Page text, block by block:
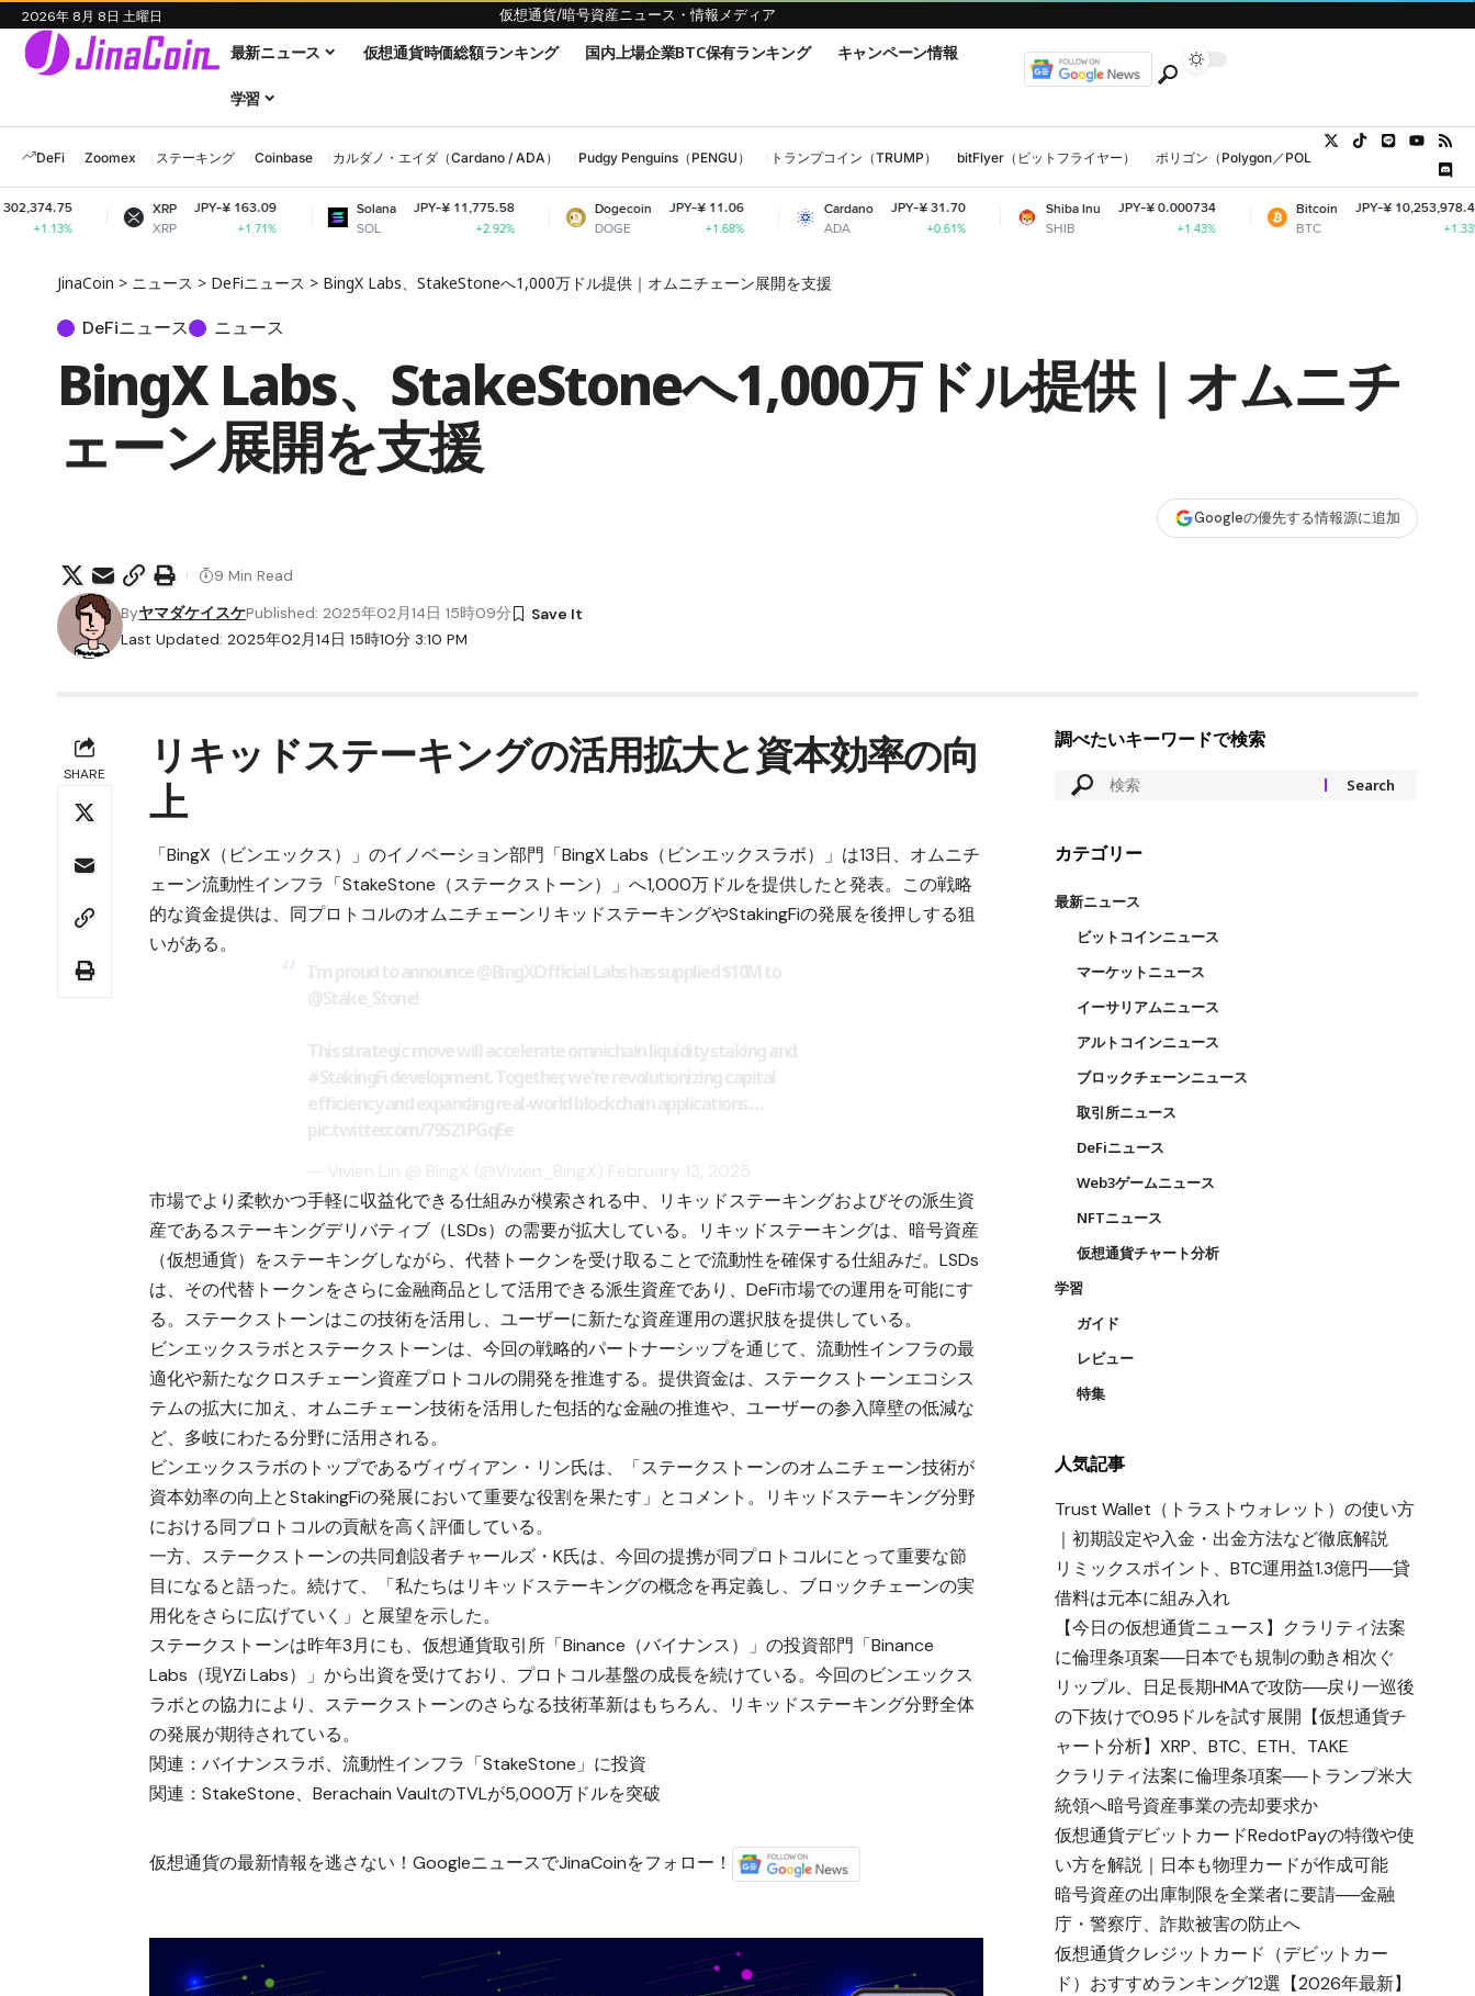
2026年 8月 8日 土曜日 仮想通貨/暗号資産ニュース・情報メディア
最新ニュース 仮想通貨時価総額ランキング 国内上場企業BTC保有ランキング キャンペーン情報
学習
DeFi Zoomex ステーキング Coinbase カルダノ・エイダ（Cardano / ADA） Pudgy Penguins（PENGU） トランプコイン（TRUMP） bitFlyer（ビットフライヤー） ポリゴン（Polygon／POL、MATIC）
XRP
XRP
JPY-¥ 163.09
+1.71%
Solana
SOL
JPY-¥ 11,775.58
+2.92%
Dogecoin
DOGE
JPY-¥ 11.06
+1.68%
Cardano
ADA
JPY-¥ 31.70
+0.61%
Shiba Inu
SHIB
JPY-¥ 0.000734
Bitcoin
BTC
JPY-¥ 10,253,978.45
JinaCoin > ニュース > DeFiニュース > BingX Labs、StakeStoneへ1,000万ドル提供｜オムニチェーン展開を支援
DeFiニュース ニュース
BingX Labs、StakeStoneへ1,000万ドル提供｜オムニチ
ェーン展開を支援
Googleの優先する情報源に追加
Last Updated: 2025年02月14日 15時10分 3:10 PM
ByヤマダケイスケPublished: 2025年02月14日 15時09分
9 Min Read
SHARE
リキッドステーキングの活用拡大と資本効率の向
上
「BingX（ビンエックス） 」のイノベーション部門「BingX Labs（ビンエックスラボ）」は13日、オムニチ
ェーン流動性インフラ「StakeStone（ステークストーン）」へ1,000万ドルを提供したと発表。この戦略
的な資金提供は、同プロトコルのオムニチェーンリキッドステーキングやStakingFiの発展を後押しする狙
いがある。
市場でより柔軟かつ手軽に収益化できる仕組みが模索される中、リキッドステーキングおよびその派生資
産であるステーキングデリバティブ（LSDs）の需要が拡大している。リキッドステーキングは、暗号資産
（仮想通貨）をステーキングしながら、代替トークンを受け取ることで流動性を確保する仕組みだ。LSDs
は、その代替トークンをさらに金融商品として活用できる派生資産であり、DeFi市場での運用を可能にす
る。ステークストーンはこの技術を活用し、ユーザーに新たな資産運用の選択肢を提供している。
ビンエックスラボとステークストーンは、今回の戦略的パートナーシップを通じて、流動性インフラの最
適化や新たなクロスチェーン資産プロトコルの開発を推進する。提供資金は、ステークストーンエコシス
テムの拡大に加え、オムニチェーン技術を活用した包括的な金融の推進や、ユーザーの参入障壁の低減な
ど、多岐にわたる分野に活用される。
ビンエックスラボのトップであるヴィヴィアン・リン氏は、「ステークストーンのオムニチェーン技術が
資本効率の向上とStakingFiの発展において重要な役割を果たす」とコメント。リキッドステーキング分野
における同プロトコルの貢献を高く評価している。
一方、ステークストーンの共同創設者チャールズ・K氏は、今回の提携が同プロトコルにとって重要な節
目になると語った。続けて、「私たちはリキッドステーキングの概念を再定義し、ブロックチェーンの実
用化をさらに広げていく」と展望を示した。
ステークストーンは昨年3月にも、仮想通貨取引所「Binance（バイナンス）」の投資部門「Binance
Labs（現YZi Labs）」から出資を受けており、プロトコル基盤の成長を続けている。今回のビンエックス
ラボとの協力により、ステークストーンのさらなる技術革新はもちろん、リキッドステーキング分野全体
の発展が期待されている。
関連：バイナンスラボ、流動性インフラ「StakeStone」に投資
関連：StakeStone、Berachain VaultのTVLが5,000万ドルを突破
仮想通貨の最新情報を逃さない！GoogleニュースでJinaCoinをフォロー！
調べたいキーワードで検索
カテゴリー
最新ニュース
ビットコインニュース
マーケットニュース
イーサリアムニュース
アルトコインニュース
ブロックチェーンニュース
取引所ニュース
DeFiニュース
Web3ゲームニュース
NFTニュース
仮想通貨チャート分析
学習
ガイド
レビュー
特集
人気記事
Trust Wallet（トラストウォレット）の使い方
｜初期設定や入金・出金方法など徹底解説
リミックスポイント、BTC運用益1.3億円──貸
借料は元本に組み入れ
【今日の仮想通貨ニュース】クラリティ法案
に倫理条項案──日本でも規制の動き相次ぐ
リップル、日足長期HMAで攻防──戻り一巡後
の下抜けで0.95ドルを試す展開【仮想通貨チ
ャート分析】XRP、BTC、ETH、TAKE
クラリティ法案に倫理条項案──トランプ米大
統領へ暗号資産事業の売却要求か
仮想通貨デビットカードRedotPayの特徴や使
い方を解説｜日本も物理カードが作成可能
暗号資産の出庫制限を全業者に要請──金融
庁・警察庁、詐欺被害の防止へ
仮想通貨クレジットカード（デビットカー
ド）おすすめランキング12選【2026年最新】